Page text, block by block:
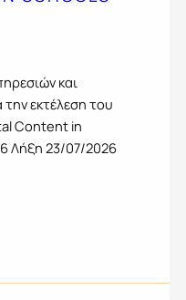
και
εκτέλεση του
Content in
Λήξη 23/07/2026